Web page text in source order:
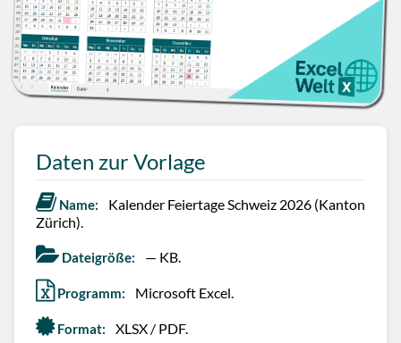
Daten zur Vorlage
Name:
Kalender Feiertage Schweiz 2026 (Kanton
Zürich).
Dateigröße: — KB.
Programm: Microsoft Excel.
Format: XLSX / PDF.